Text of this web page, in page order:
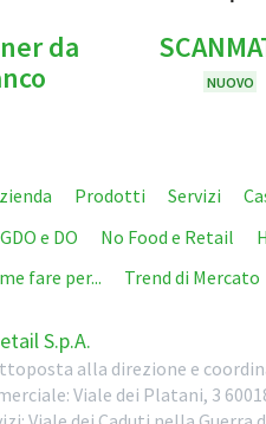
da
NUOVO
Prodotti Servizi
GDO e DO No Food e Retail
fare per... Trend di Mercato
S.p.A.
alla direzione e
Viale dei Platani, 3